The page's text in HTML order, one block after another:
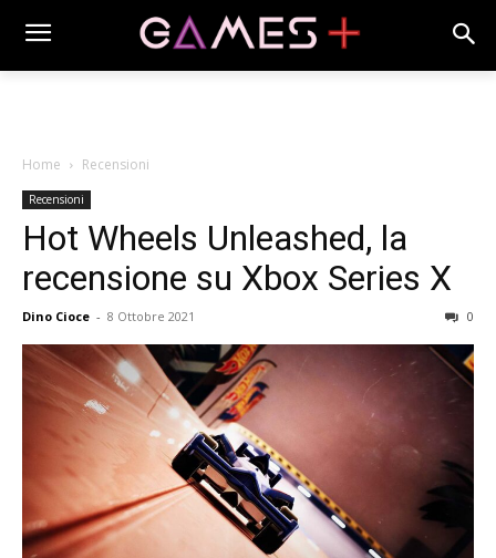
Home Recensioni
Recensioni
Hot Wheels Unleashed, la
recensione su Xbox Series X
Dino Cioce - 8 Ottobre 2021 0